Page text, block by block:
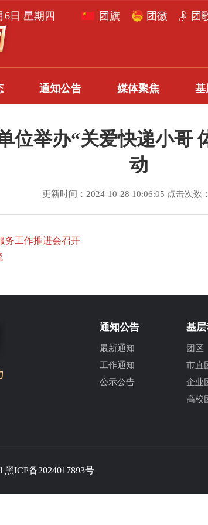
6日 星期四 团旗 团徽 团
通知公告 媒体聚焦 基
位举办“关爱快递小哥
动
更新时间：2024-10-28 10:06:05 点击次数
务工作推进会召开
通知公告
最新通知
工作通知
公示公告
基
团区
市直
企业
高校
黑ICP备2024017893号